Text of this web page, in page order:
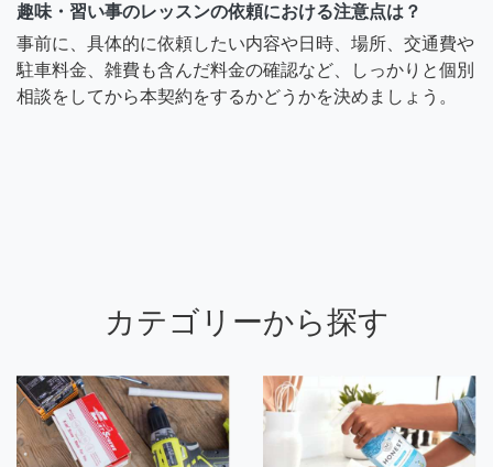
趣味・習い事のレッスンの依頼における注意点は？
事前に、具体的に依頼したい内容や日時、場所、交通費や
駐車料金、雑費も含んだ料金の確認など、しっかりと個別
相談をしてから本契約をするかどうかを決めましょう。
カテゴリーから探す